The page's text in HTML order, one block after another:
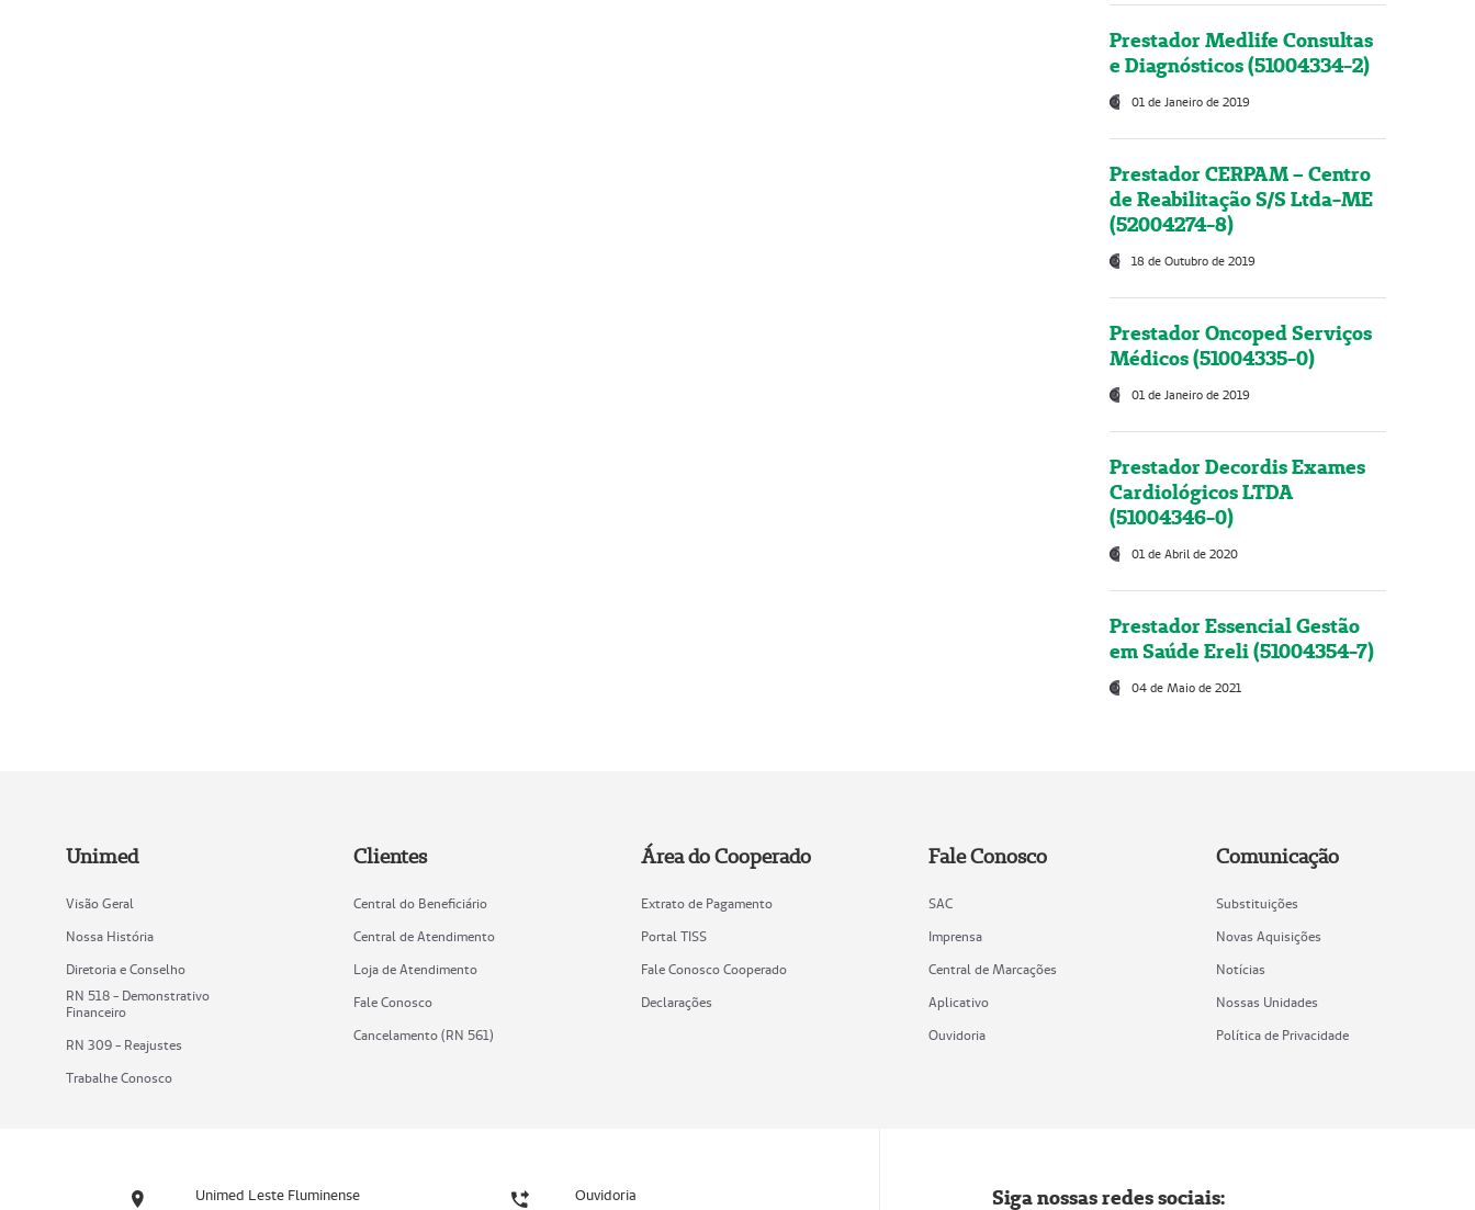
Prestador Medlife Consultas
e Diagnósticos (51004334-2)
01 de Janeiro de 2019
Prestador CERPAM – Centro
de Reabilitação S/S Ltda-ME
(52004274-8)
18 de Outubro de 2019
Prestador Oncoped Serviços
Médicos (51004335-0)
01 de Janeiro de 2019
Prestador Decordis Exames
Cardiológicos LTDA
(51004346-0)
01 de Abril de 2020
Prestador Essencial Gestão
em Saúde Ereli (51004354-7)
04 de Maio de 2021
Unimed
Visão Geral
Nossa História
Diretoria e Conselho
RN 518 - Demonstrativo
Financeiro
RN 309 - Reajustes
Trabalhe Conosco
Clientes
Central do Beneficiário
Central de Atendimento
Loja de Atendimento
Fale Conosco
Cancelamento (RN 561)
Área do Cooperado
Extrato de Pagamento
Portal TISS
Fale Conosco Cooperado
Declarações
Fale Conosco
SAC
Imprensa
Central de Marcações
Aplicativo
Ouvidoria
Comunicação
Substituições
Novas Aquisições
Notícias
Nossas Unidades
Política de Privacidade
Unimed Leste Fluminense Ouvidoria Siga nossas redes sociais: